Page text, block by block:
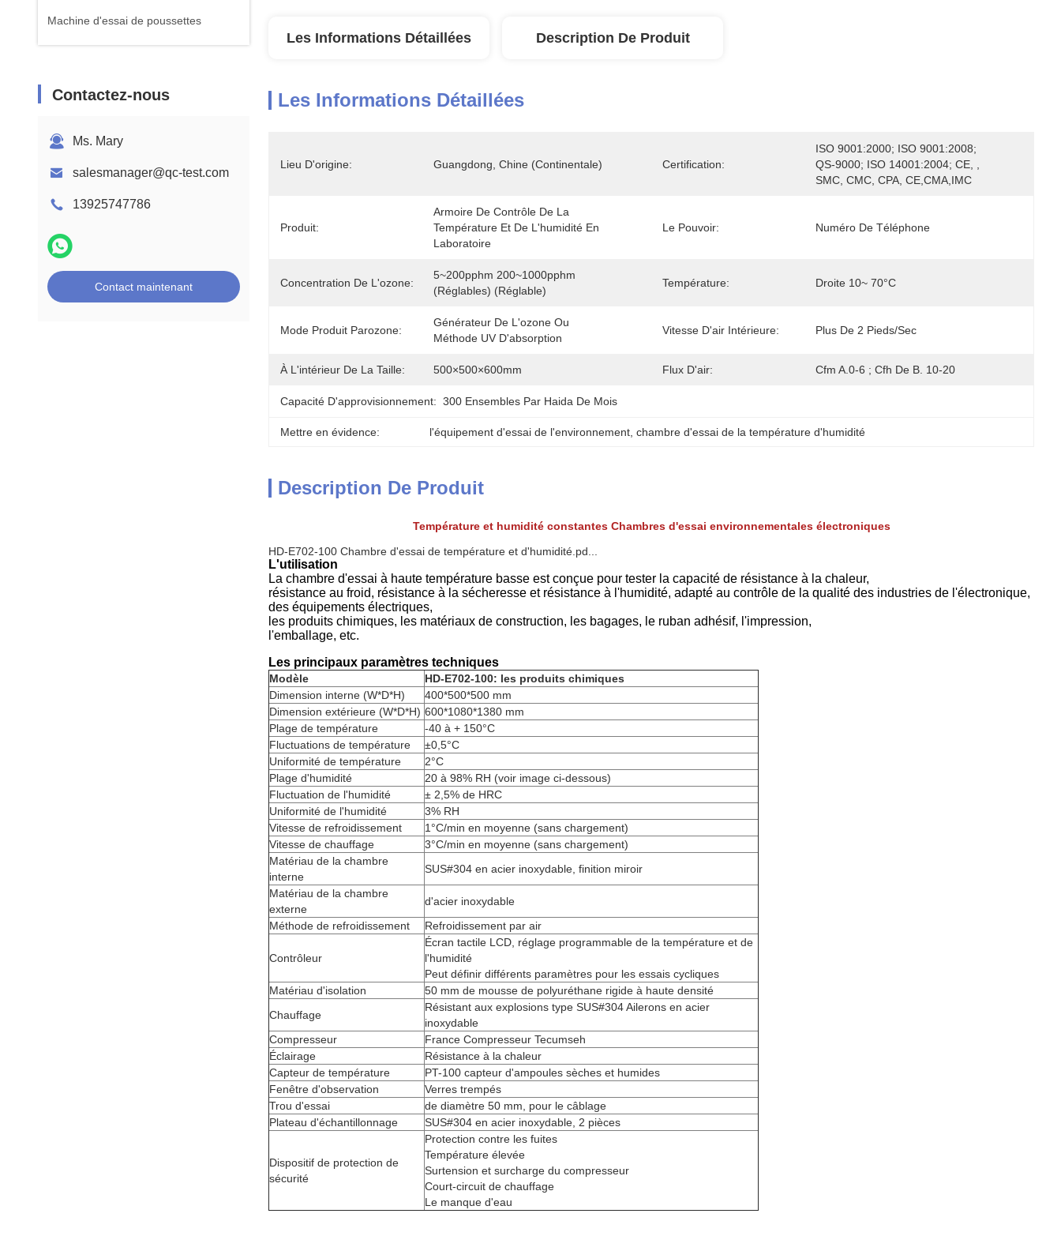
Machine d'essai de poussettes
équipement d'essai de textile
Machine d'analyse chimique
Contactez-nous
Ms. Mary
salesmanager@qc-test.com
13925747786
Contact maintenant
Les Informations Détaillées Description De Produit
Les Informations Détaillées
Lieu D'origine: Guangdong, Chine (continentale) Certification:
ISO 9001:2000; ISO 9001:2008;
QS-9000; ISO 14001:2004; CE, ,
SMC, CMC, CPA, CE,CMA,IMC
Produit:
Armoire De Contrôle De La
Température Et De L'humidité En
Laboratoire
Le Pouvoir: Numéro De Téléphone
Concentration De L'ozone:
5~200pphm 200~1000pphm
(réglables) (réglable)
Température: Droite 10~ 70°C
Mode Produit Parozone:
Générateur De L'ozone Ou
Méthode UV D'absorption
Vitesse D'air Intérieure: Plus De 2 Pieds/sec
À L'intérieur De La Taille: 500×500×600mm Flux D'air: Cfm A.0-6 ; Cfh De B. 10-20
Capacité D'approvisionnement: 300 Ensembles Par Haida De Mois
Mettre en évidence: l'équipement d'essai de l'environnement, chambre d'essai de la température d'humidité
Description De Produit
Température et humidité constantes Chambres d'essai environnementales électroniques
HD-E702-100 Chambre d'essai de température et d'humidité.pd...
L'utilisation
La chambre d'essai à haute température basse est conçue pour tester la capacité de résistance à la chaleur,
résistance au froid, résistance à la sécheresse et résistance à l'humidité, adapté au contrôle de la qualité des industries de l'électronique,
des équipements électriques,
les produits chimiques, les matériaux de construction, les bagages, le ruban adhésif, l'impression,
l'emballage, etc.
Les principaux paramètres techniques
Modèle HD-E702-100: les produits chimiques
Dimension interne (W*D*H)
400*500*500 mm
Dimension extérieure (W*D*H) 600*1080*1380 mm
Plage de température
-40 à + 150°C
Fluctuations de température
±0,5°C
Uniformité de température
2°C
Plage d'humidité
20 à 98% RH (voir image ci-dessous)
Fluctuation de l'humidité
± 2,5% de HRC
Uniformité de l'humidité
3% RH
Vitesse de refroidissement
1°C/min en moyenne (sans chargement)
Vitesse de chauffage
3°C/min en moyenne (sans chargement)
Matériau de la chambre
interne
SUS#304 en acier inoxydable, finition miroir
Matériau de la chambre
externe
d'acier inoxydable
Méthode de refroidissement
Refroidissement par air
Contrôleur
Écran tactile LCD, réglage programmable de la température et de
l'humidité
Peut définir différents paramètres pour les essais cycliques
Matériau d'isolation
50 mm de mousse de polyuréthane rigide à haute densité
Chauffage
Résistant aux explosions type SUS#304 Ailerons en acier
inoxydable
Compresseur
France Compresseur Tecumseh
Éclairage
Résistance à la chaleur
Capteur de température
PT-100 capteur d'ampoules sèches et humides
Fenêtre d'observation
Verres trempés
Trou d'essai
de diamètre 50 mm, pour le câblage
Plateau d'échantillonnage
SUS#304 en acier inoxydable, 2 pièces
Dispositif de protection de
sécurité
Protection contre les fuites
Température élevée
Surtension et surcharge du compresseur
Court-circuit de chauffage
Le manque d'eau